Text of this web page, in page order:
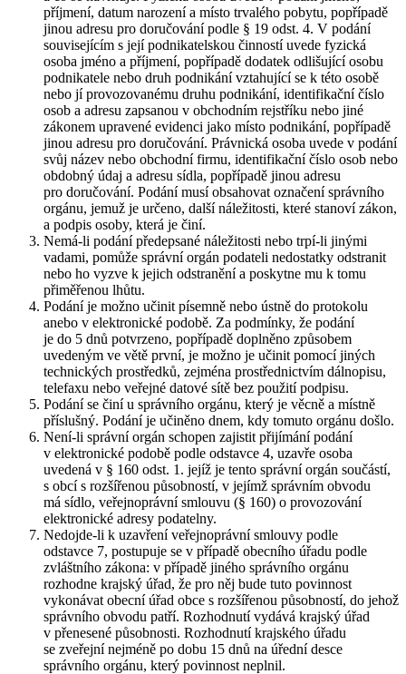
příjmení, datum narození a místo trvalého pobytu, popřípadě
jinou adresu pro doručování podle § 19 odst. 4. V podání
souvisejícím s její podnikatelskou činností uvede fyzická
osoba jméno a příjmení, popřípadě dodatek odlišující osobu
podnikatele nebo druh podnikání vztahující se k této osobě
nebo jí provozovanému druhu podnikání, identifikační číslo
osob a adresu zapsanou v obchodním rejstříku nebo jiné
zákonem upravené evidenci jako místo podnikání, popřípadě
jinou adresu pro doručování. Právnická osoba uvede v podání
svůj název nebo obchodní firmu, identifikační číslo osob nebo
obdobný údaj a adresu sídla, popřípadě jinou adresu
pro doručování. Podání musí obsahovat označení správního
orgánu, jemuž je určeno, další náležitosti, které stanoví zákon,
a podpis osoby, která je činí.
Nemá-li podání předepsané náležitosti nebo trpí-li jinými
vadami, pomůže správní orgán podateli nedostatky odstranit
nebo ho vyzve k jejich odstranění a poskytne mu k tomu
přiměřenou lhůtu.
Podání je možno učinit písemně nebo ústně do protokolu
anebo v elektronické podobě. Za podmínky, že podání
je do 5 dnů potvrzeno, popřípadě doplněno způsobem
uvedeným ve větě první, je možno je učinit pomocí jiných
technických prostředků, zejména prostřednictvím dálnopisu,
telefaxu nebo veřejné datové sítě bez použití podpisu.
Podání se činí u správního orgánu, který je věcně a místně
příslušný. Podání je učiněno dnem, kdy tomuto orgánu došlo.
Není-li správní orgán schopen zajistit přijímání podání
v elektronické podobě podle odstavce 4, uzavře osoba
uvedená v § 160 odst. 1. jejíž je tento správní orgán součástí,
s obcí s rozšířenou působností, v jejímž správním obvodu
má sídlo, veřejnoprávní smlouvu (§ 160) o provozování
elektronické adresy podatelny.
Nedojde-li k uzavření veřejnoprávní smlouvy podle
odstavce 7, postupuje se v případě obecního úřadu podle
zvláštního zákona: v případě jiného správního orgánu
rozhodne krajský úřad, že pro něj bude tuto povinnost
vykonávat obecní úřad obce s rozšířenou působností, do jehož
správního obvodu patří. Rozhodnutí vydává krajský úřad
v přenesené působnosti. Rozhodnutí krajského úřadu
se zveřejní nejméně po dobu 15 dnů na úřední desce
správního orgánu, který povinnost neplnil.